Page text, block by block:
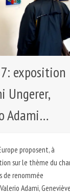
exposition
Ungerer,
Adami…
proposent, à
sur le thème du
de renommée
Adami,